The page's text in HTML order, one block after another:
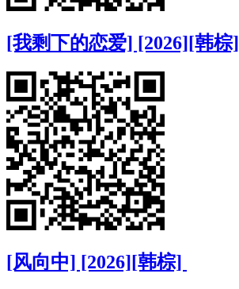
[我剩下的恋爱] [2026][韩棕]
[风向中] [2026][韩棕]